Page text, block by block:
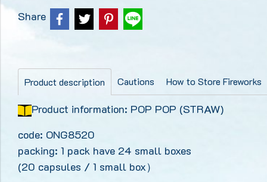
Share
Product description Cautions How to Store Fireworks
Product information: POP POP (STRAW)
code: ONG8520
packing: 1 pack have 24 small boxes
(20 capsules / 1 small box）